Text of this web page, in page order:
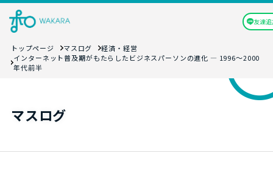
友達
トップページ マスログ
経済・経営
インターネット普及期がもたらしたビジネスパーソンの進化 — 1996〜2000
年代前半
マスログ